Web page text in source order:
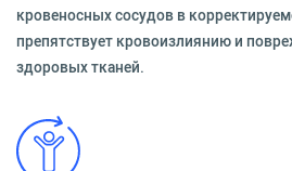
кровеносных сосудов в
препятствует кровоизлиянию и
здоровых тканей.